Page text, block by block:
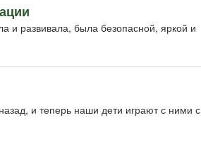
и развивала, была безопасной, яркой и
и теперь наши дети играют с ними с